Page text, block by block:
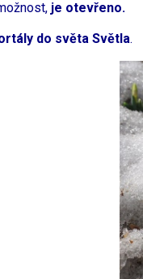
je otevřeno.
do světa Světla.